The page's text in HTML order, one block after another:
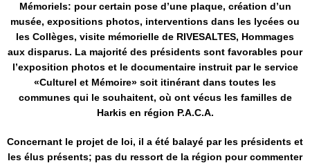
Mémoriels: pour certain pose d’une plaque, création d’un
musée, expositions photos, interventions dans les lycées ou
les Collèges, visite mémorielle de RIVESALTES, Hommages
aux disparus. La majorité des présidents sont favorables pour
l’exposition photos et le documentaire instruit par le service
«Culturel et Mémoire» soit itinérant dans toutes les
communes qui le souhaitent, où ont vécus les familles de
Harkis en région P.A.C.A.
Concernant le projet de loi, il a été balayé par les présidents et
les élus présents; pas du ressort de la région pour commenter